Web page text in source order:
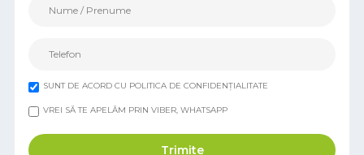
SUNT DE ACORD CU POLITICA DE CONFIDENȚIALITATE
VREI SĂ TE APELĂM PRIN VIBER, WHATSAPP
Trimite